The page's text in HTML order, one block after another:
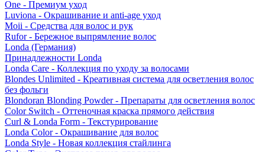
One - Премиум уход
Luviona - Окрашивание и anti-age уход
Moii - Средства для волос и рук
Rufor - Бережное выпрямление волос
Londa (Германия)
Принадлежности Londa
Londa Care - Коллекция по уходу за волосами
Blondes Unlimited - Креативная система для осветления волос
без фольги
Blondoran Blonding Powder - Препараты для осветления волос
Color Switch - Оттеночная краска прямого действия
Curl & Londa Form - Текстурирование
Londa Color - Окрашивание для волос
Londa Style - Новая коллекция стайлинга